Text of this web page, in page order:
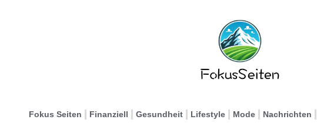
Fokus Seiten Finanziell Gesundheit Lifestyle Mode Nachrichten